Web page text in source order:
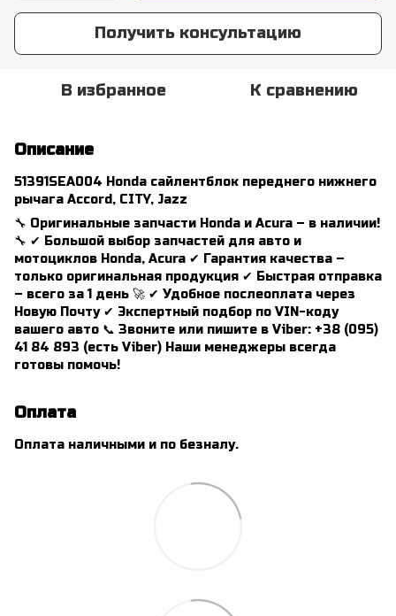
Получить консультацию
В избранное К сравнению
Описание
51391SEA004 Honda сайлентблок переднего нижнего
рычага Accord, CITY, Jazz
🔧 Оригинальные запчасти Honda и Acura – в наличии!
🔧 ✔ Большой выбор запчастей для авто и
мотоциклов Honda, Acura ✔ Гарантия качества –
только оригинальная продукция ✔ Быстрая отправка
– всего за 1 день 🚀 ✔ Удобное послеоплата через
Новую Почту ✔ Экспертный подбор по VIN-коду
вашего авто 📞 Звоните или пишите в Viber: +38 (095)
41 84 893 (есть Viber) Наши менеджеры всегда
готовы помочь!
Оплата
Оплата наличными и по безналу.